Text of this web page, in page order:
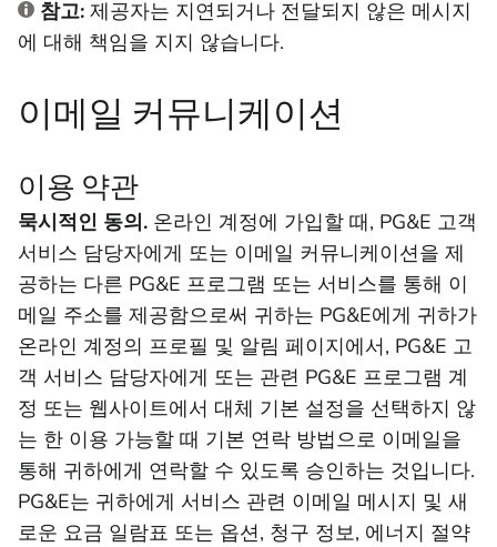
참고: 제공자는 지연되거나 전달되지 않은 메시지
에 대해 책임을 지지 않습니다.
이메일 커뮤니케이션
이용 약관
묵시적인 동의. 온라인 계정에 가입할 때, PG&E 고객
서비스 담당자에게 또는 이메일 커뮤니케이션을 제
공하는 다른 PG&E 프로그램 또는 서비스를 통해 이
메일 주소를 제공함으로써 귀하는 PG&E에게 귀하가
온라인 계정의 프로필 및 알림 페이지에서, PG&E 고
객 서비스 담당자에게 또는 관련 PG&E 프로그램 계
정 또는 웹사이트에서 대체 기본 설정을 선택하지 않
는 한 이용 가능할 때 기본 연락 방법으로 이메일을
통해 귀하에게 연락할 수 있도록 승인하는 것입니다.
PG&E는 귀하에게 서비스 관련 이메일 메시지 및 새
로운 요금 일람표 또는 옵션, 청구 정보, 에너지 절약